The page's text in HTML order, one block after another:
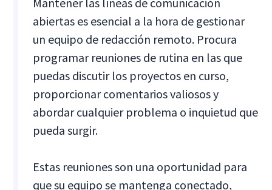
abiertas es esencial a la hora de gestionar
un equipo de redacción remoto. Procura
programar reuniones de rutina en las que
puedas discutir los proyectos en curso,
proporcionar comentarios valiosos y
abordar cualquier problema o inquietud que
pueda surgir.
Estas reuniones son una oportunidad para
que su equipo se mantenga conectado,